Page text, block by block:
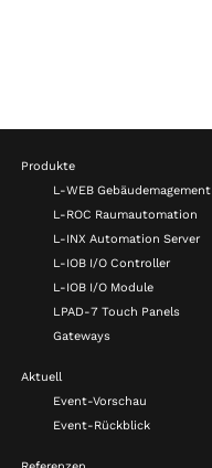
Produkte
L-WEB Gebäudemagement
L-ROC Raumautomation
L-INX Automation Server
L-IOB I/O Controller
L-IOB I/O Module
LPAD-7 Touch Panels
Gateways
Aktuell
Event-Vorschau
Event-Rückblick